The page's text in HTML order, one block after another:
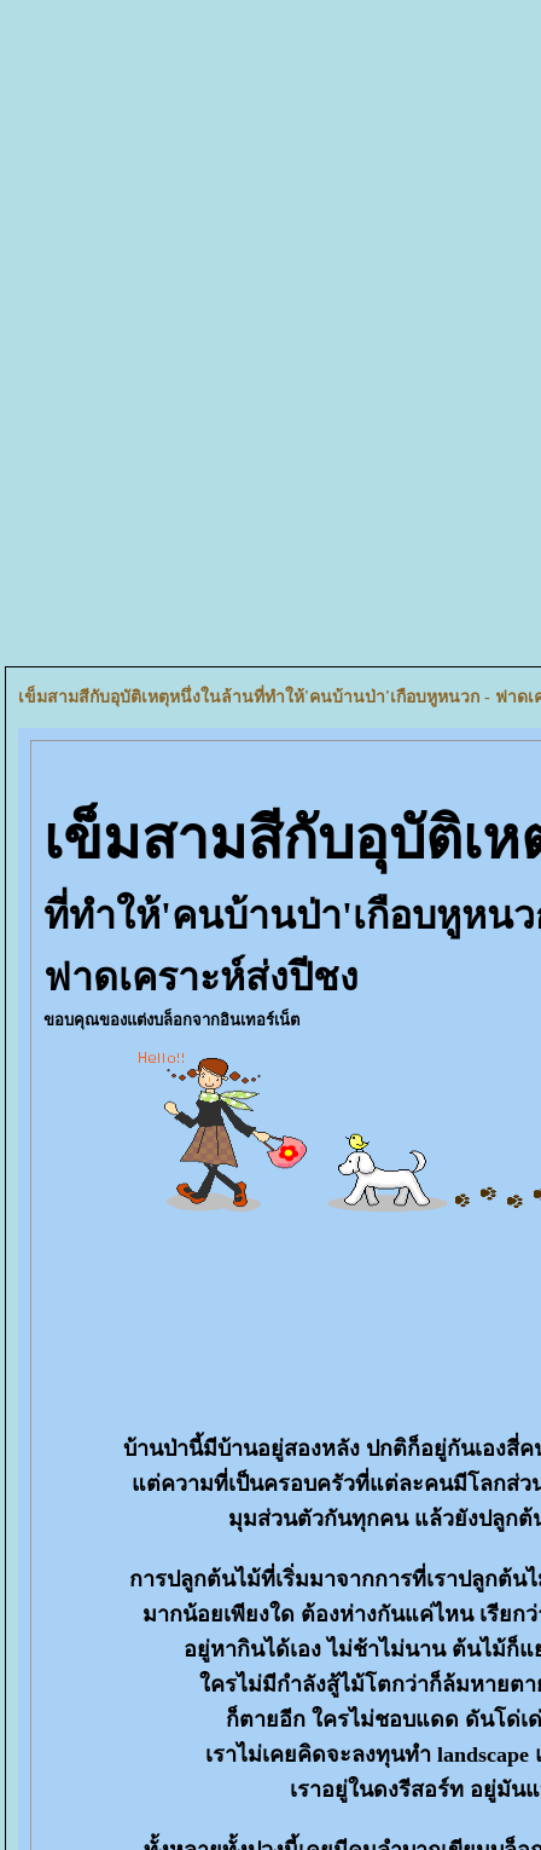
เข็มสามสีกับอุบัติเหตุหนึ่งในล้านที่ทำให้'คนบ้านป่า'เกือบหูหนวก - ฟาดเ
เข็มสามสีกับอุบัติเ
ที่ทำให้'คนบ้านป่า'เกือบหูหน
ฟาดเคราะห์ส่งปีชง
ขอบคุณของแต่งบล็อกจากอินเทอร์เน็ต
บ้านป่านี้มีบ้านอยู่สองหลัง ปกติก็อยู่กันเองสี่
ต่ความที่เป็นครอบครัวที่แต่ละคนมีโลกส่วน
มุมส่วนตัวกันทุกคน แล้วยังปลูกต้
การปลูกต้นไม้ที่เริ่มมาจากการที่เราปลูกต้
มากน้อยเพียงใด ต้องห่างกันแค่ไหน เรีย
อยู่หากินได้เอง ไม่ช้าไม่นาน ต้นไม้ก็
ครไม่มีกำลังสู้ไม้โตกว่าก็ล้มหายต
ก็ตายอีก ใครไม่ชอบแดด ดันโด่เ
เราไม่เคยคิดจะลงทุนทำ
เราอยู่ในดงรีสอร์ท อยู่มัน